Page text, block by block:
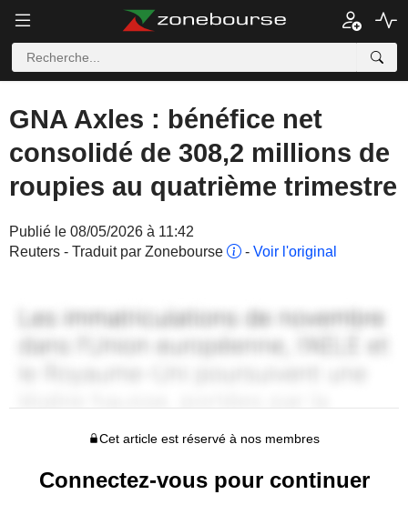
GNA Axles : bénéfice net
consolidé de 308,2 millions de
roupies au quatrième trimestre
Publié le 08/05/2026 à 11:42
Reuters - Traduit par Zonebourse
- Voir l'original
Cet article est réservé à nos membres
Connectez-vous pour continuer